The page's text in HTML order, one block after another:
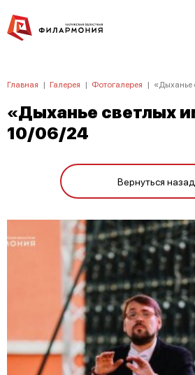
Главная | Галерея | Фотогалерея | «Дыханье
«Дыханье светлых
10/06/24
Вернуться назад